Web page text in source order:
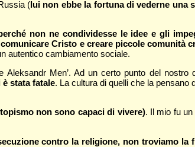
(lui non ebbe la fortuna di vederne una
non ne condividesse le idee e gli
Cristo e creare piccole comunità
autentico cambiamento sociale.
Men’. Ad un certo punto del nostro
stata fatale. La cultura di quelli che la
non sono capaci di vivere). Il mio fu
contro la religione, non troviamo la